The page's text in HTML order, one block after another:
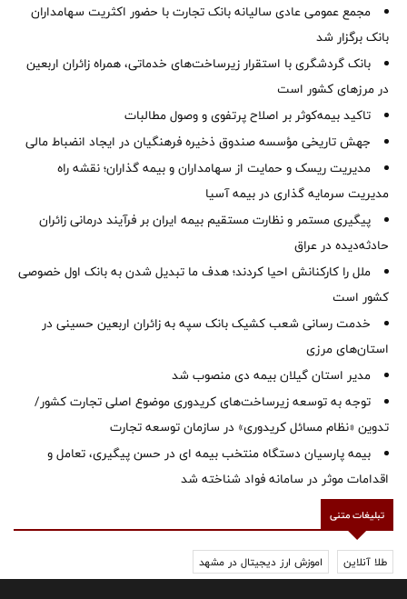
مجمع عمومی عادی سالیانه بانک تجارت با حضور اکثریت سهامداران
بانک برگزار شد
بانک گردشگری با استقرار زیرساخت‌های خدماتی، همراه زائران اربعین
در مرزهای کشور است
تاکید بیمه‌کوثر بر اصلاح پرتفوی و وصول مطالبات ‌
جهش تاریخی مؤسسه صندوق ذخیره فرهنگیان در ایجاد انضباط مالی
مدیریت ریسک و حمایت از سهامداران و بیمه گذاران؛ نقشه راه
مدیریت سرمایه گذاری در بیمه آسیا
پیگیری مستمر و نظارت مستقیم بیمه ایران بر فرآیند درمانی زائران
حادثه‌دیده در عراق
ملل را کارکنانش احیا کردند؛ هدف ما تبدیل شدن به بانک اول خصوصی
کشور است
خدمت رسانی شعب کشیک بانک سپه به زائران اربعین حسینی در
استان‌‌های مرزی
‌مدیر استان گیلان بیمه دی منصوب شد
توجه به توسعه زیرساخت‌های کریدوری موضوع اصلی تجارت کشور/
تدوین «نظام مسائل کریدوری» در سازمان توسعه تجارت
بیمه پارسیان دستگاه منتخب بیمه ای در حسن پیگیری، تعامل و
اقدامات موثر در سامانه فواد شناخته شد
تبلیغات متنی
طلا آنلاین اموزش ارز دیجیتال در مشهد